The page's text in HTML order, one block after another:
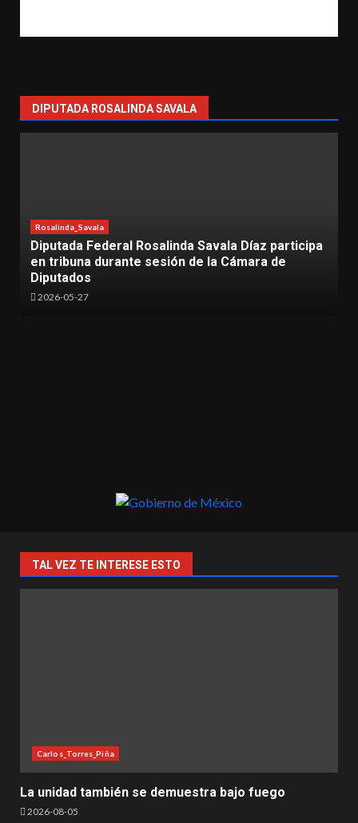
DIPUTADA ROSALINDA SAVALA
Rosalinda Savala Díaz participa
sesión de la Cámara de
Lázaro Cárdenas
Más de 500
TAL VEZ TE INTERESE ESTO
Carlos_Torres_Piña
La unidad también se demuestra bajo fuego
2026-08-05